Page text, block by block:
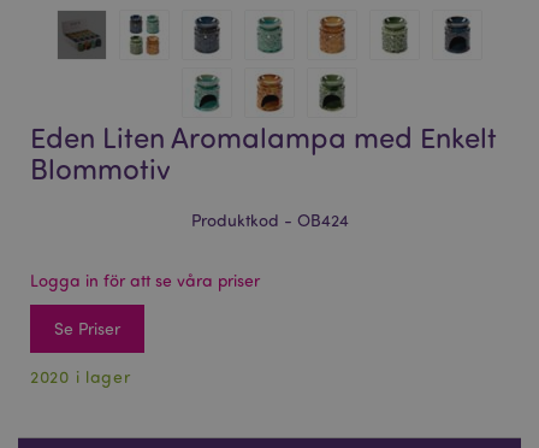
Eden Liten Aromalampa med Enkelt
Blommotiv
Produktkod - OB424
Logga in för att se våra priser
Se Priser
2020 i lager